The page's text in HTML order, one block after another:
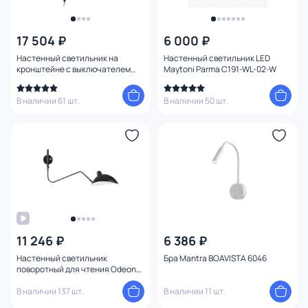
17 504 ₽
Настенный светильник на
кронштейне с выключателем
В наличии 61 шт.
6 000 ₽
Настенный светильник LED
Maytoni Parma C191-WL-02-W
В наличии 50 шт.
11 246 ₽
Настенный светильник
поворотный для чтения Odeon
В наличии 137 шт.
6 386 ₽
Бра Mantra BOAVISTA 6046
В наличии 11 шт.
От До
Страна
Материал арматуры
Материал плафона